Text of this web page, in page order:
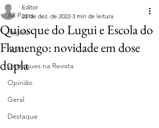
All Posts
Região
Agro
Destaques na Revista
Opinião
Geral
Destaque
Quiosque do Lugui e Escola do
Flamengo: novidade em dose
dupla
Editor
22 de dez. de 2022 3 min de leitura